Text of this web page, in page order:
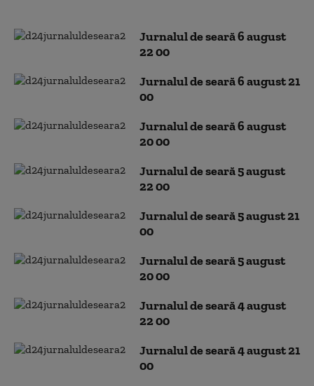
Jurnalul de seară 6 august
22 00
Jurnalul de seară 6 august 21
00
Jurnalul de seară 6 august
20 00
Jurnalul de seară 5 august
22 00
Jurnalul de seară 5 august 21
00
Jurnalul de seară 5 august
20 00
Jurnalul de seară 4 august
22 00
Jurnalul de seară 4 august 21
00